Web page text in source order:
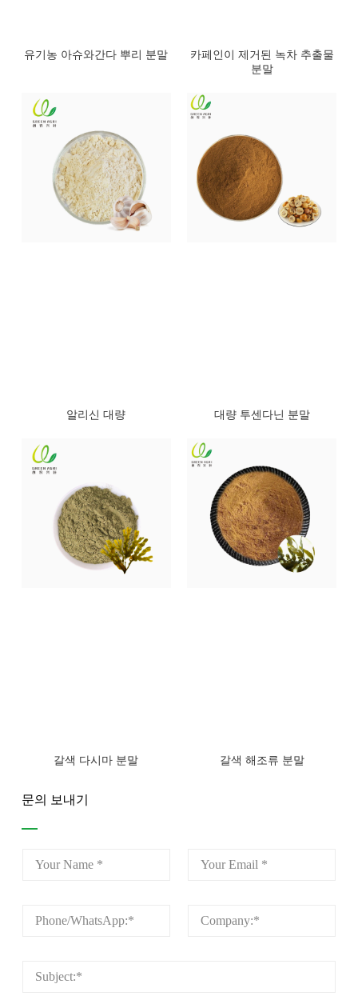
유기농 아슈와간다 뿌리 분말
카페인이 제거된 녹차 추출물
분말
알리신 대량 대량 투센다닌 분말
갈색 다시마 분말 갈색 해조류 분말
문의 보내기